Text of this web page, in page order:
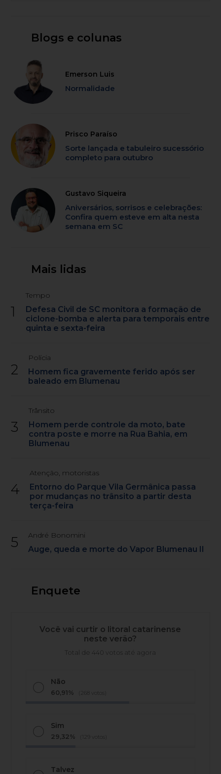
Blogs e colunas
Emerson Luis
Normalidade
Prisco Paraíso
Sorte lançada e tabuleiro sucessório
completo para outubro
Gustavo Siqueira
Aniversários, sorrisos e celebrações:
Confira quem esteve em alta nesta
semana em SC
Mais lidas
1
Tempo
Defesa Civil de SC monitora a formação de
ciclone-bomba e alerta para temporais entre
quinta e sexta-feira
2
Polícia
Homem fica gravemente ferido após ser
baleado em Blumenau
3
Trânsito
Homem perde controle da moto, bate
contra poste e morre na Rua Bahia, em
Blumenau
4
Atenção, motoristas
Entorno do Parque Vila Germânica passa
por mudanças no trânsito a partir desta
terça-feira
5 André Bonomini
Auge, queda e morte do Vapor Blumenau II
Enquete
Você vai curtir o litoral catarinense
neste verão?
Total de 440 votos até agora
Não
60,91% (268 votos)
Sim
29,32% (129 votos)
Talvez